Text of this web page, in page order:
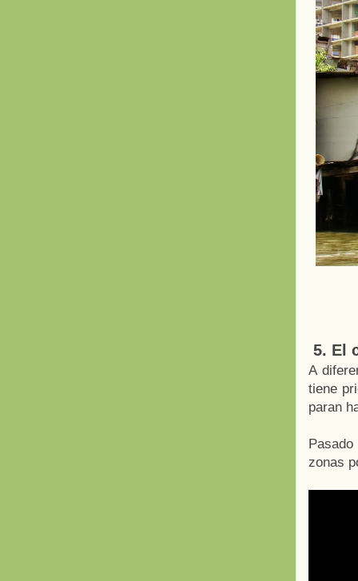
5. El
A
tiene
paran
zonas